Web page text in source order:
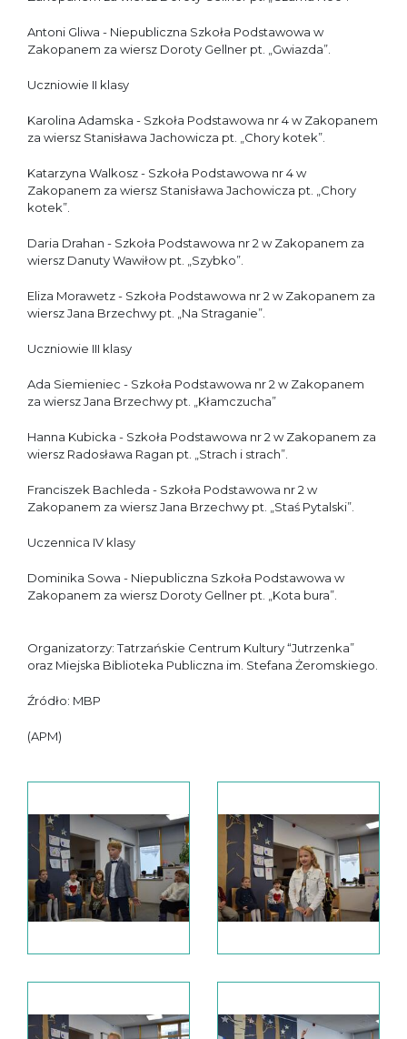
Antoni Gliwa - Niepubliczna Szkoła Podstawowa w
Zakopanem za wiersz Doroty Gellner pt. „Gwiazda”.
Uczniowie II klasy
Karolina Adamska - Szkoła Podstawowa nr 4 w Zakopanem
za wiersz Stanisława Jachowicza pt. „Chory kotek”.
Katarzyna Walkosz - Szkoła Podstawowa nr 4 w
Zakopanem za wiersz Stanisława Jachowicza pt. „Chory
kotek”.
Daria Drahan - Szkoła Podstawowa nr 2 w Zakopanem za
wiersz Danuty Wawiłow pt. „Szybko”.
Eliza Morawetz - Szkoła Podstawowa nr 2 w Zakopanem za
wiersz Jana Brzechwy pt. „Na Straganie”.
Uczniowie III klasy
Ada Siemieniec - Szkoła Podstawowa nr 2 w Zakopanem
za wiersz Jana Brzechwy pt. „Kłamczucha”
Hanna Kubicka - Szkoła Podstawowa nr 2 w Zakopanem za
wiersz Radosława Ragan pt. „Strach i strach”.
Franciszek Bachleda - Szkoła Podstawowa nr 2 w
Zakopanem za wiersz Jana Brzechwy pt. „Staś Pytalski”.
Uczennica IV klasy
Dominika Sowa - Niepubliczna Szkoła Podstawowa w
Zakopanem za wiersz Doroty Gellner pt. „Kota bura”.
Organizatorzy: Tatrzańskie Centrum Kultury “Jutrzenka”
oraz Miejska Biblioteka Publiczna im. Stefana Żeromskiego.
Źródło: MBP
(APM)